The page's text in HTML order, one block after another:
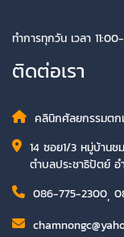
ทำการทุกวัน เวลา
ติดต่อเรา
คลินิกศัลยกรรมต
14 ซอย1/3 หมู่บ้าน
ตำบลประชาธิปัตย์
086-775-2300,